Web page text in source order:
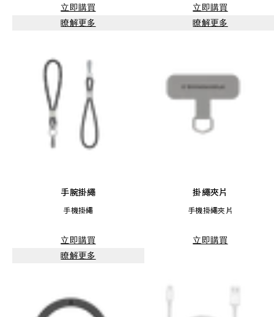
立即購買
瞭解更多
立即購買
瞭解更多
手腕掛繩
手機掛繩
立即購買
瞭解更多
掛繩夾片
手機掛繩夾片
立即購買